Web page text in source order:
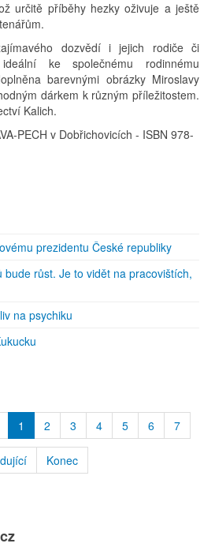
určitě příběhy hezky oživuje a ještě
dozvědí i jejich rodiče či
ke společnému rodinnému
barevnými obrázky Miroslavy
dárkem k různým příležitostem.
Kalich.
PECH v Dobřichovicích - ISBN 978-
prezidentu České republiky
bude růst. Je to vidět na pracovištích,
na psychiku
1 2 3 4 5 6 7
Konec